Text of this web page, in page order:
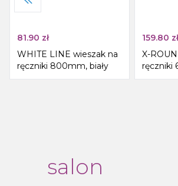
81.90 zł
WHITE LINE wieszak na
ręczniki 800mm, biały
159.80 zł
X-
ręczniki
salon